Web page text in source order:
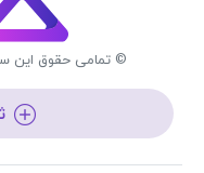
© تمامی حقوق این